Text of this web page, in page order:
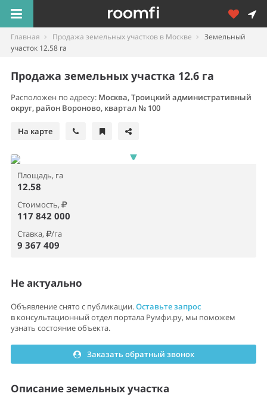
Главная Продажа земельных участков в Москве
Земельный
участок 12.58 га
Продажа земельных участка 12.6 га
Расположен по адресу: Москва, Троицкий административный
округ, район Вороново, квартал № 100
На карте
Площадь, га
12.58
Стоимость,
117 842 000
Ставка, /га
9 367 409
Не актуально
Объявление снято с публикации.Оставьте запрос
в консультационный отдел портала Румфи.ру, мы поможем
узнать состояние объекта.
Заказать обратный звонок
Описание земельных участка